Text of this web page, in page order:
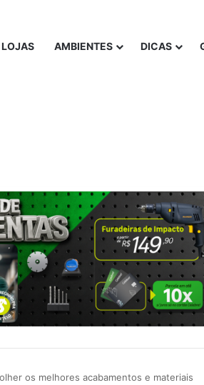
AMBIENTES DICAS
os melhores acabamentos e materiais